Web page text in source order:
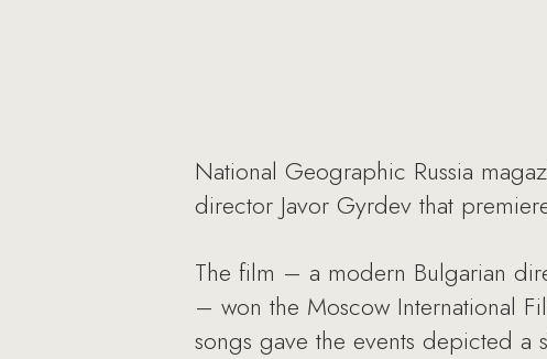
National Geographic Russia
director Javor Gyrdev that
The film – a modern Bulgarian
– won the Moscow International
songs gave the events depicted a